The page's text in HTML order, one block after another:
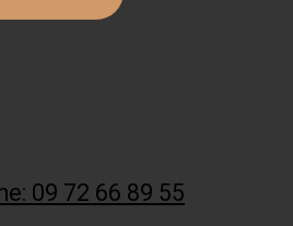
09 72 66 89 55